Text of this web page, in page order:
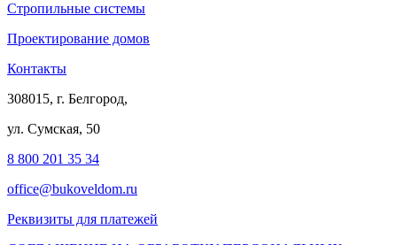
Стропильные системы
Проектирование домов
Контакты
308015, г. Белгород,
ул. Сумская, 50
8 800 201 35 34
office@bukoveldom.ru
Реквизиты для платежей